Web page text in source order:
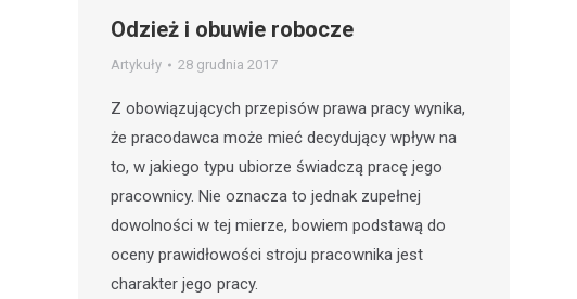
Odzież i obuwie robocze
Artykuły 28 grudnia 2017
Z obowiązujących przepisów prawa pracy wynika,
że pracodawca może mieć decydujący wpływ na
to, w jakiego typu ubiorze świadczą pracę jego
pracownicy. Nie oznacza to jednak zupełnej
dowolności w tej mierze, bowiem podstawą do
oceny prawidłowości stroju pracownika jest
charakter jego pracy.